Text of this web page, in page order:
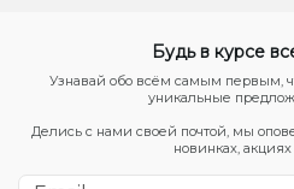
Будь в курсе
Узнавай обо всём самым первым,
уникальные
Делись с нами своей почтой, мы
новинках,